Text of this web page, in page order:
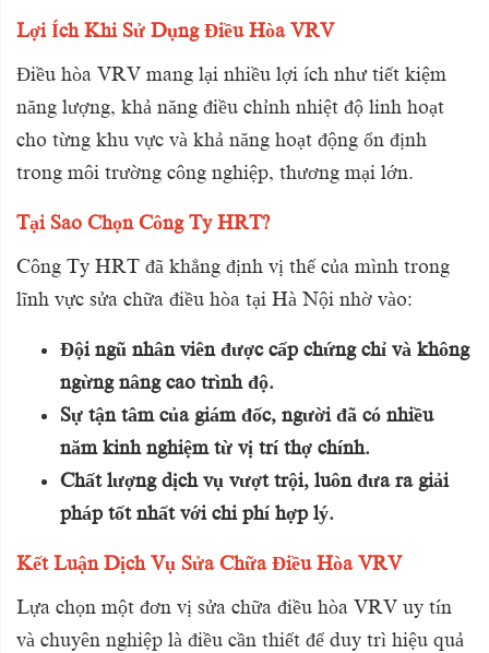
Lợi Ích Khi Sử Dụng Điều Hòa VRV
Điều hòa VRV mang lại nhiều lợi ích như tiết kiệm
năng lượng, khả năng điều chỉnh nhiệt độ linh hoạt
cho từng khu vực và khả năng hoạt động ổn định
trong môi trường công nghiệp, thương mại lớn.
Tại Sao Chọn Công Ty HRT?
Công Ty HRT đã khẳng định vị thế của mình trong
lĩnh vực sửa chữa điều hòa tại Hà Nội nhờ vào:
Đội ngũ nhân viên được cấp chứng chỉ và không
ngừng nâng cao trình độ.
Sự tận tâm của giám đốc, người đã có nhiều
năm kinh nghiệm từ vị trí thợ chính.
Chất lượng dịch vụ vượt trội, luôn đưa ra giải
pháp tốt nhất với chi phí hợp lý.
Kết Luận Dịch Vụ Sửa Chữa Điều Hòa VRV
Lựa chọn một đơn vị sửa chữa điều hòa VRV uy tín
và chuyên nghiệp là điều cần thiết để duy trì hiệu quả